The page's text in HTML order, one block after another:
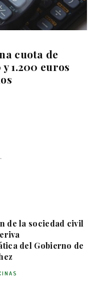
cuota de
1.200 euros
de la sociedad civil
del Gobierno de